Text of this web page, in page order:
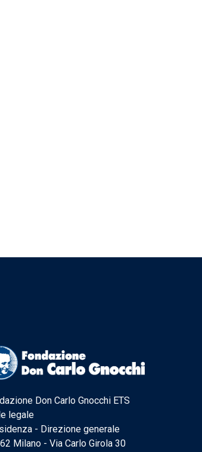
Don Carlo Gnocchi ETS
legale
- Direzione generale
Milano - Via Carlo Girola 30